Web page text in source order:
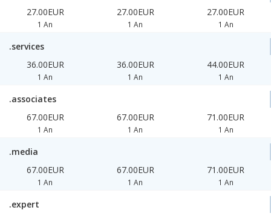
27.00EUR
1 An
27.00EUR
1 An
27.00EUR
1 An
.services
36.00EUR
1 An
36.00EUR
1 An
44.00EUR
1 An
.associates
67.00EUR
1 An
67.00EUR
1 An
71.00EUR
1 An
.media
67.00EUR
1 An
67.00EUR
1 An
71.00EUR
1 An
.expert